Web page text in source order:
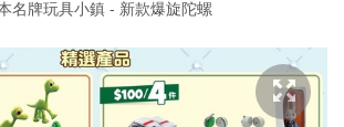
名牌玩具小鎮 - 新款爆旋陀螺